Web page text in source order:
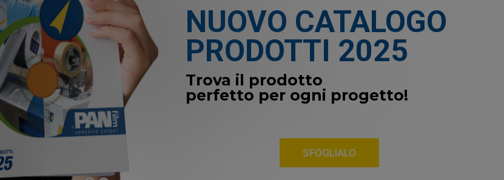
NUOVO CATALOGO
PRODOTTI 2025
SFOGLIALO
Trova il prodotto
perfetto per ogni progetto!